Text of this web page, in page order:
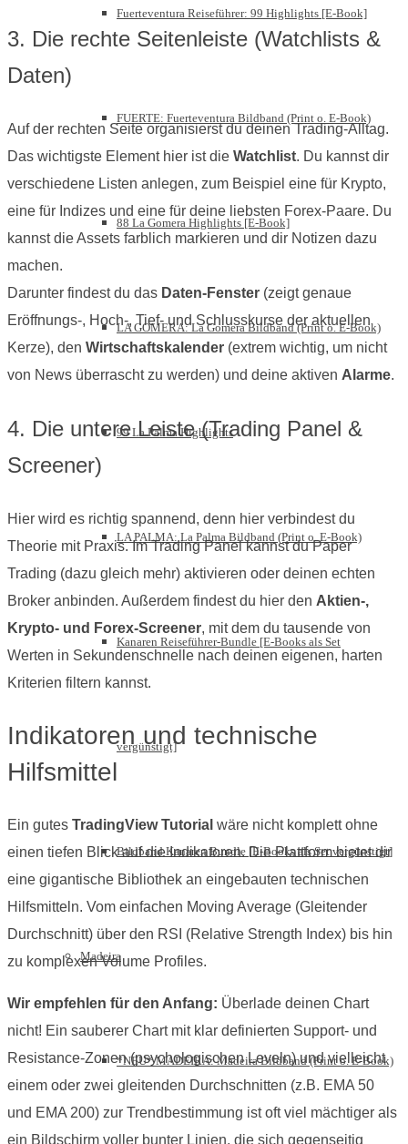
Fuerteventura Reiseführer: 99 Highlights [E-Book]
FUERTE: Fuerteventura Bildband (Print o. E-Book)
88 La Gomera Highlights [E-Book]
LA GOMERA: La Gomera Bildband (Print o. E-Book)
99 La Palma Highlights
LA PALMA: La Palma Bildband (Print o. E-Book)
Kanaren Reiseführer-Bundle [E-Books als Set
vergünstigt]
Bildband Kanaren Bundle [E-Books als Set vergünstigt]
Madeira
*NEU* MADEIRA: Madeira Bildband (Print o. E-Book)
3. Die rechte Seitenleiste (Watchlists &
Daten)
Auf der rechten Seite organisierst du deinen Trading-Alltag.
Das wichtigste Element hier ist die Watchlist. Du kannst dir
verschiedene Listen anlegen, zum Beispiel eine für Krypto,
eine für Indizes und eine für deine liebsten Forex-Paare. Du
kannst die Assets farblich markieren und dir Notizen dazu
machen.
Darunter findest du das Daten-Fenster (zeigt genaue
Eröffnungs-, Hoch-, Tief- und Schlusskurse der aktuellen
Kerze), den Wirtschaftskalender (extrem wichtig, um nicht
von News überrascht zu werden) und deine aktiven Alarme.
4. Die untere Leiste (Trading Panel &
Screener)
Hier wird es richtig spannend, denn hier verbindest du
Theorie mit Praxis. Im Trading Panel kannst du Paper
Trading (dazu gleich mehr) aktivieren oder deinen echten
Broker anbinden. Außerdem findest du hier den Aktien-,
Krypto- und Forex-Screener, mit dem du tausende von
Werten in Sekundenschnelle nach deinen eigenen, harten
Kriterien filtern kannst.
Indikatoren und technische
Hilfsmittel
Ein gutes TradingView Tutorial wäre nicht komplett ohne
einen tiefen Blick auf die Indikatoren. Die Plattform bietet dir
eine gigantische Bibliothek an eingebauten technischen
Hilfsmitteln. Vom einfachen Moving Average (Gleitender
Durchschnitt) über den RSI (Relative Strength Index) bis hin
zu komplexen Volume Profiles.
Wir empfehlen für den Anfang: Überlade deinen Chart
nicht! Ein sauberer Chart mit klar definierten Support- und
Resistance-Zonen (psychologischen Leveln) und vielleicht
einem oder zwei gleitenden Durchschnitten (z.B. EMA 50
und EMA 200) zur Trendbestimmung ist oft viel mächtiger als
ein Bildschirm voller bunter Linien, die sich gegenseitig